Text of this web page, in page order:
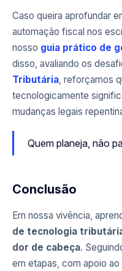
Caso queira aprofundar
automação fiscal nos
nosso guia prático de
disso, avaliando os
Tributária, reforçamos
tecnologicamente
mudanças legais
Quem planeja, não
Conclusão
Em nossa vivência,
de tecnologia
dor de cabeça.
em etapas, com apoio